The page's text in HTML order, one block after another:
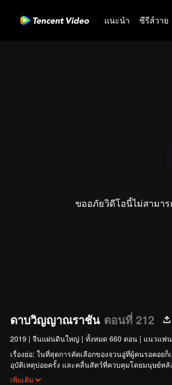
แนะนำ ซีรีส์วาย
ขออภัยวิดีโอนี้ไม่สามา
ดาบวิญญาณราชัน ตอนที่ 212
2019 | จีนแผ่นดินใหญ่ | ทั้งหมด 660 ตอน | แนวแฟ
เรื่องย่อ: ในที่สุดการคัดเลือกของจวนอู่ที่ผู้คนรอคอย
อุบัติเหตุบ่อยครั้ง และคลื่นสัตว์ที่ควบคุมโดยมนุษย์หลั
ใหญ่โตและลึกลับ นั่นคือ สำนักเทียนเหยี่ยน มาดูกันว่
เพิ่มเติม